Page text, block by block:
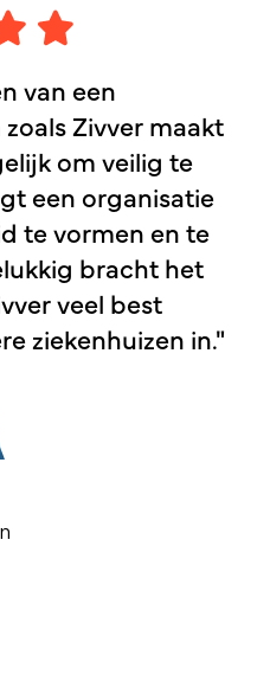
van een
Zivver maakt
om veilig te
een organisatie
te vormen en te
bracht het
veel best
ziekenhuizen in."